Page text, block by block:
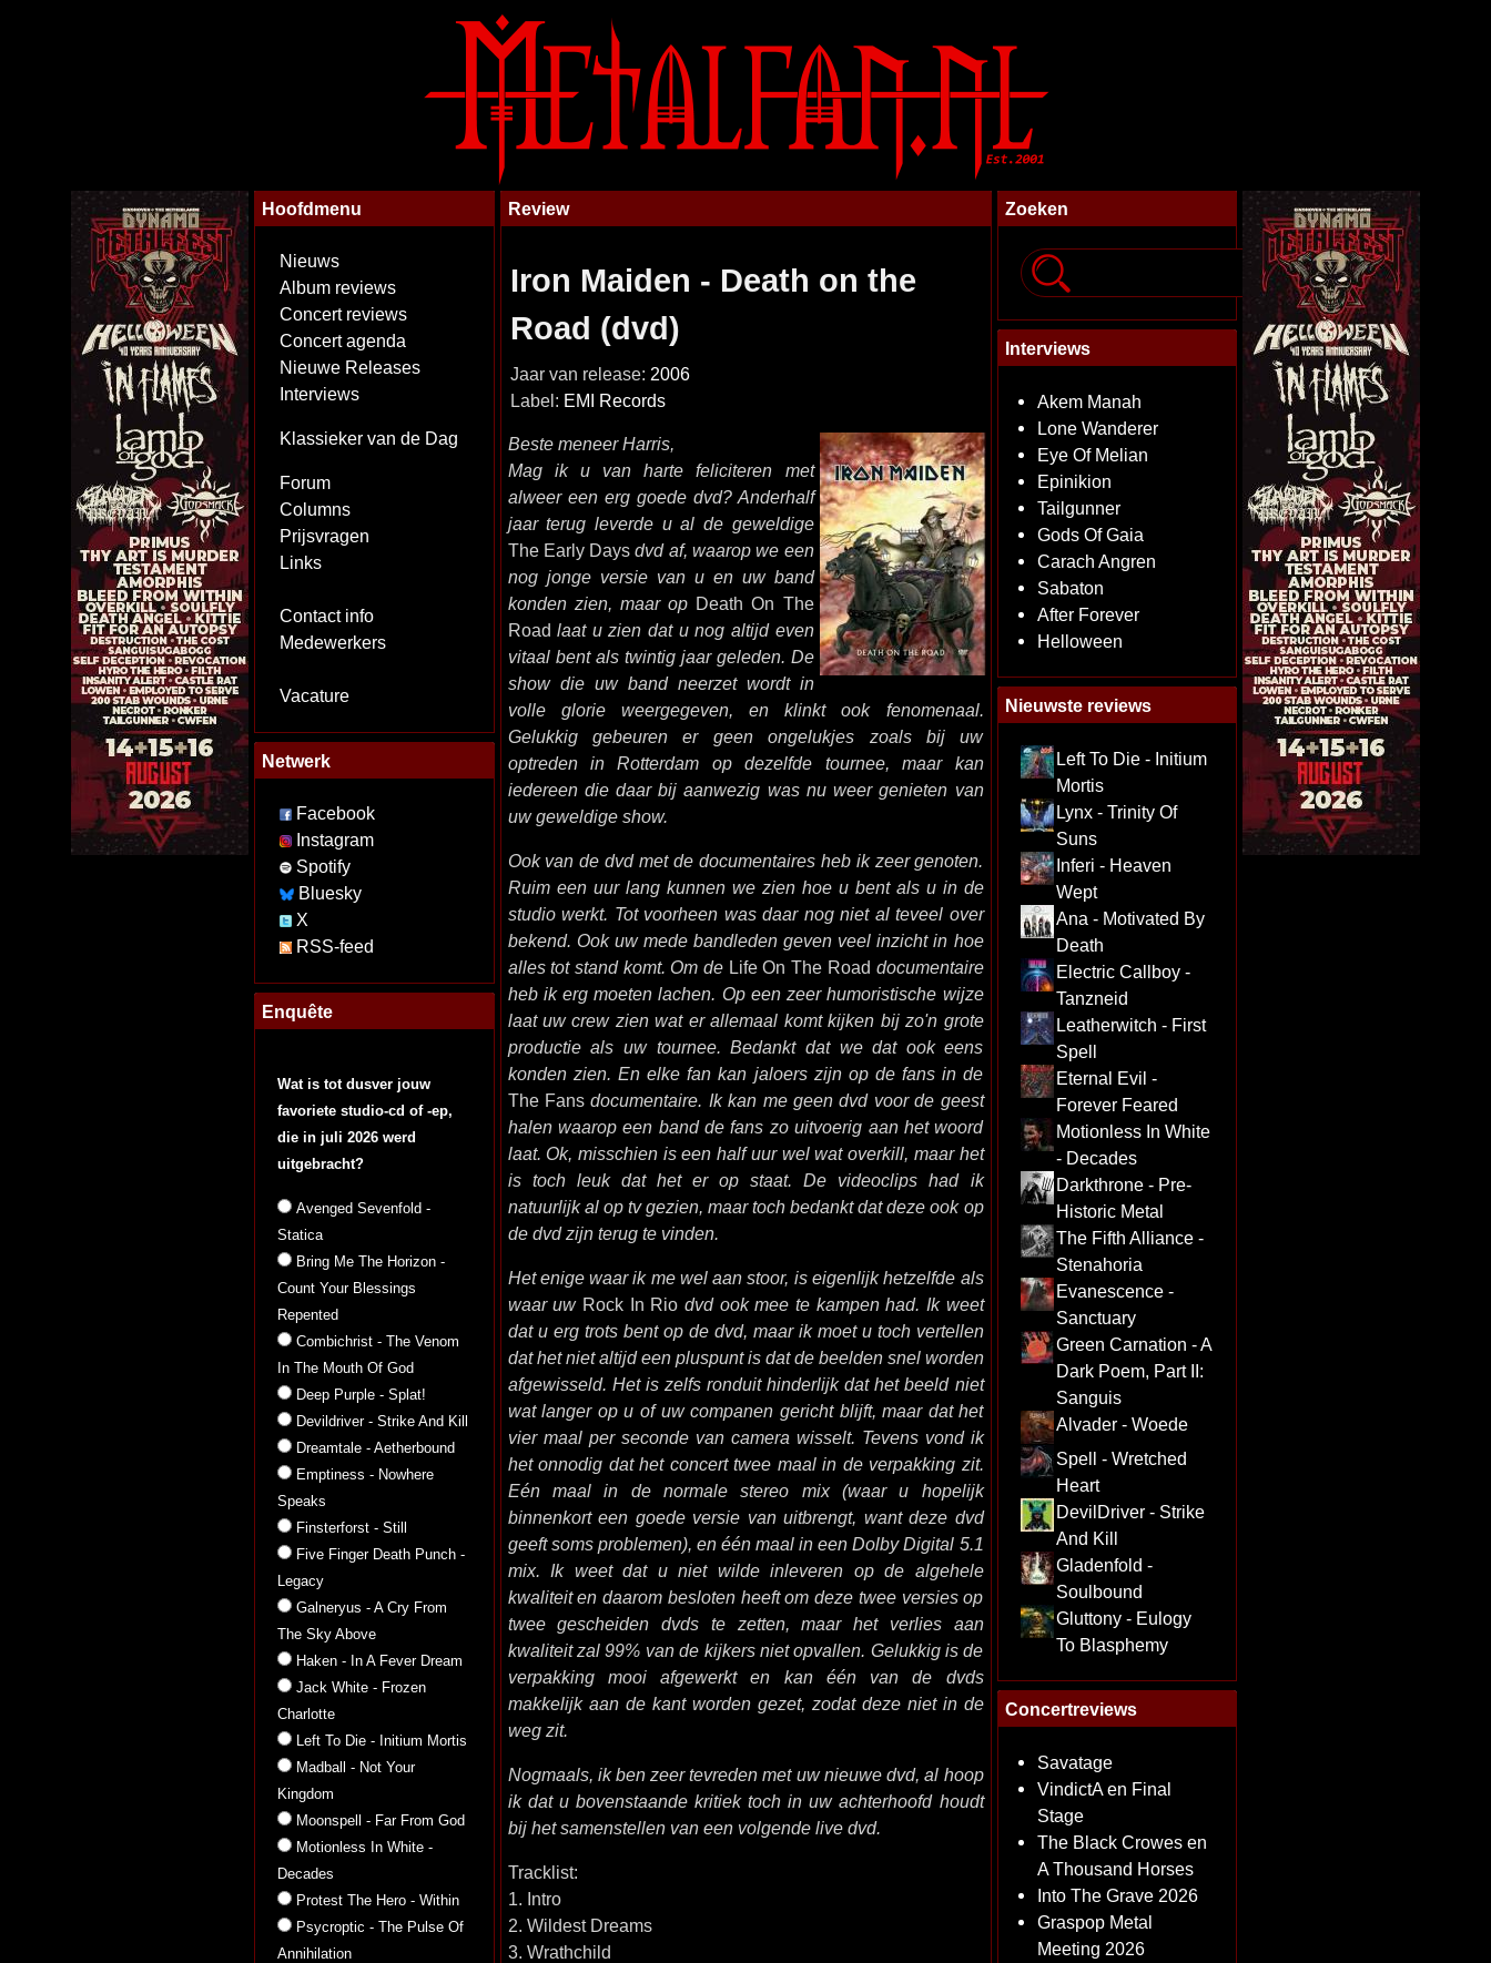
Hoofdmenu
Nieuws
Album reviews
Concert reviews
Concert agenda
Nieuwe Releases
Interviews
Klassieker van de Dag
Forum
Columns
Prijsvragen
Links
Contact info
Medewerkers
Vacature
Netwerk
Facebook
Instagram
Spotify
Bluesky
X
RSS-feed
Enquête
Wat is tot dusver jouw
favoriete studio-cd of -ep,
die in juli 2026 werd
uitgebracht?
Avenged Sevenfold -
Statica
Bring Me The Horizon -
Count Your Blessings
Repented
Combichrist - The Venom
In The Mouth Of God
Deep Purple - Splat!
Devildriver - Strike And Kill
Dreamtale - Aetherbound
Emptiness - Nowhere
Speaks
Finsterforst - Still
Five Finger Death Punch -
Legacy
Galneryus - A Cry From
The Sky Above
Haken - In A Fever Dream
Jack White - Frozen
Charlotte
Left To Die - Initium Mortis
Madball - Not Your
Kingdom
Moonspell - Far From God
Motionless In White -
Decades
Protest The Hero - Within
Psycroptic - The Pulse Of
Annihilation
Review
Iron Maiden - Death on the
Road (dvd)
Jaar van release: 2006
Label: EMI Records
Beste meneer Harris,
Mag ik u van harte feliciteren met
alweer een erg goede dvd? Anderhalf
jaar terug leverde u al de geweldige
The Early Days dvd af, waarop we een
nog jonge versie van u en uw band
konden zien, maar op Death On The
Road laat u zien dat u nog altijd even
vitaal bent als twintig jaar geleden. De
show die uw band neerzet wordt in
volle glorie weergegeven, en klinkt ook fenomenaal.
Gelukkig gebeuren er geen ongelukjes zoals bij uw
optreden in Rotterdam op dezelfde tournee, maar kan
iedereen die daar bij aanwezig was nu weer genieten van
uw geweldige show.
Ook van de dvd met de documentaires heb ik zeer genoten.
Ruim een uur lang kunnen we zien hoe u bent als u in de
studio werkt. Tot voorheen was daar nog niet al teveel over
bekend. Ook uw mede bandleden geven veel inzicht in hoe
alles tot stand komt. Om de Life On The Road documentaire
heb ik erg moeten lachen. Op een zeer humoristische wijze
laat uw crew zien wat er allemaal komt kijken bij zo'n grote
productie als uw tournee. Bedankt dat we dat ook eens
konden zien. En elke fan kan jaloers zijn op de fans in de
The Fansdocumentaire. Ik kan me geen dvd voor de geest
halen waarop een band de fans zo uitvoerig aan het woord
laat. Ok, misschien is een half uur wel wat overkill, maar het
is toch leuk dat het er op staat. De videoclips had ik
natuurlijk al op tv gezien, maar toch bedankt dat deze ook op
de dvd zijn terug te vinden.
Het enige waar ik me wel aan stoor, is eigenlijk hetzelfde als
waar uw Rock In Rio dvd ook mee te kampen had. Ik weet
dat u erg trots bent op de dvd, maar ik moet u toch vertellen
dat het niet altijd een pluspunt is dat de beelden snel worden
afgewisseld. Het is zelfs ronduit hinderlijk dat het beeld niet
wat langer op u of uw companen gericht blijft, maar dat het
vier maal per seconde van camera wisselt. Tevens vond ik
het onnodig dat het concert twee maal in de verpakking zit.
Eén maal in de normale stereo mix (waar u hopelijk
binnenkort een goede versie van uitbrengt, want deze dvd
geeft soms problemen), en één maal in een Dolby Digital 5.1
mix. Ik weet dat u niet wilde inleveren op de algehele
kwaliteit en daarom besloten heeft om deze twee versies op
twee gescheiden dvds te zetten, maar het verlies aan
kwaliteit zal 99% van de kijkers niet opvallen. Gelukkig is de
verpakking mooi afgewerkt en kan één van de dvds
makkelijk aan de kant worden gezet, zodat deze niet in de
weg zit.
Nogmaals, ik ben zeer tevreden met uw nieuwe dvd, al hoop
ik dat u bovenstaande kritiek toch in uw achterhoofd houdt
bij het samenstellen van een volgende live dvd.
Tracklist:
1. Intro
2. Wildest Dreams
3. Wrathchild
Zoeken
Interviews
Akem Manah
Lone Wanderer
Eye Of Melian
Epinikion
Tailgunner
Gods Of Gaia
Carach Angren
Sabaton
After Forever
Helloween
Nieuwste reviews
Left To Die - Initium
Mortis
Lynx - Trinity Of
Suns
Inferi - Heaven
Wept
Ana - Motivated By
Death
Electric Callboy -
Tanzneid
Leatherwitch - First
Spell
Eternal Evil -
Forever Feared
Motionless In White
- Decades
Darkthrone - Pre-
Historic Metal
The Fifth Alliance -
Stenahoria
Evanescence -
Sanctuary
Green Carnation - A
Dark Poem, Part II:
Sanguis
Alvader - Woede
Spell - Wretched
Heart
DevilDriver - Strike
And Kill
Gladenfold -
Soulbound
Gluttony - Eulogy
To Blasphemy
Concertreviews
Savatage
VindictA en Final
Stage
The Black Crowes en
A Thousand Horses
Into The Grave 2026
Graspop Metal
Meeting 2026